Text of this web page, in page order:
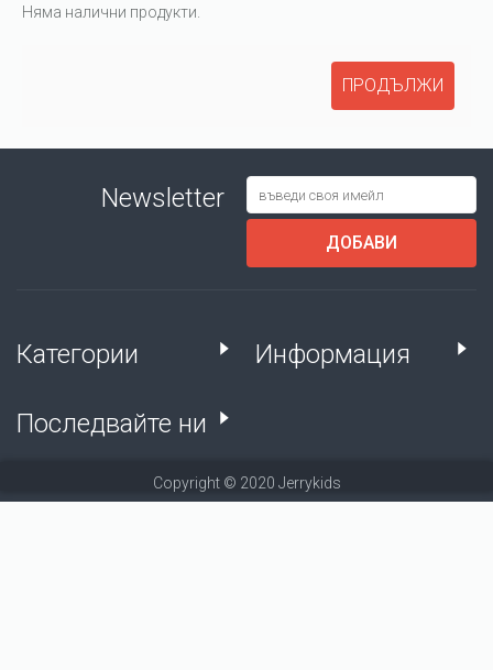
Няма налични продукти.
ПРОДЪЛЖИ
Newsletter
ДОБАВИ
Категории Информация
Последвайте ни
Copyright © 2020 Jerrykids